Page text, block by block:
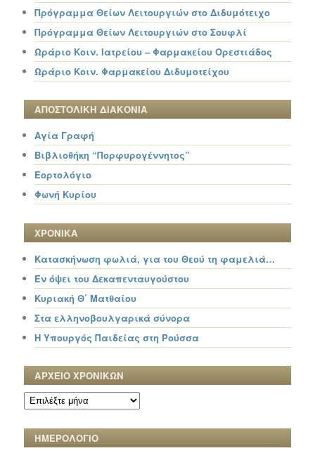
Πρόγραμμα Θείων Λειτουργιών στο Διδυμότειχο
Πρόγραμμα Θείων Λειτουργιών στο Σουφλί
Ωράριο Κοιν. Ιατρείου – Φαρμακείου Ορεστιάδος
Ωράριο Κοιν. Φαρμακείου Διδυμοτείχου
ΑΠΟΣΤΟΛΙΚΗ ΔΙΑΚΟΝΙΑ
Αγία Γραφή
Βιβλιοθήκη “Πορφυρογέννητος”
Εορτολόγιο
Φωνή Κυρίου
ΧΡΟΝΙΚΑ
Κατασκήνωση φωλιά, για του Θεού τη φαμελιά…
Εν όψει του Δεκαπενταυγούστου
Κυριακή Θ΄ Ματθαίου
Στα ελληνοβουλγαρικά σύνορα
Η Υπουργός Παιδείας στη Ρούσσα
ΑΡΧΕΙΟ ΧΡΟΝΙΚΩΝ
ΑΡΧΕΙΟ
ΧΡΟΝΙΚΩΝ
ΗΜΕΡΟΛΟΓΙΟ